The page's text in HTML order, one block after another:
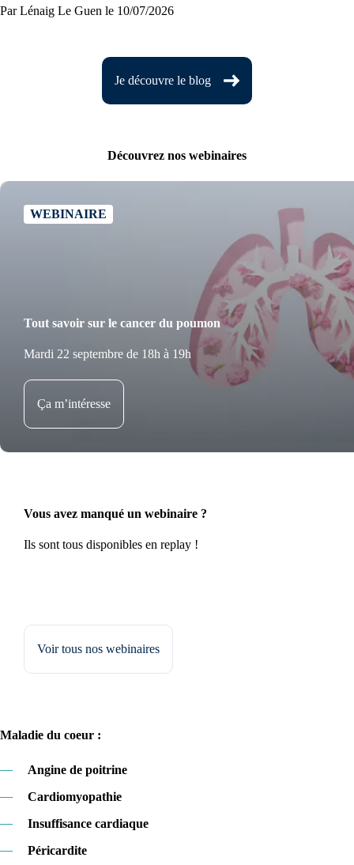
Par Lénaig Le Guen le 10/07/2026
Je découvre le blog
Découvrez nos webinaires
WEBINAIRE
Tout savoir sur le cancer du poumon
Mardi 22 septembre de 18h à 19h
Ça m’intéresse
Vous avez manqué un webinaire ?
Ils sont tous disponibles en replay !
Voir tous nos webinaires
Maladie du coeur :
—
Angine de poitrine
—
Cardiomyopathie
—
Insuffisance cardiaque
—
Péricardite